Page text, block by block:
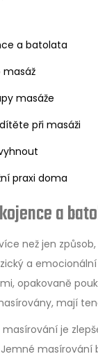
a batolata
masáž
masáže
při masáži
praxi doma
a
než jen
a
opakovaně
mají
je